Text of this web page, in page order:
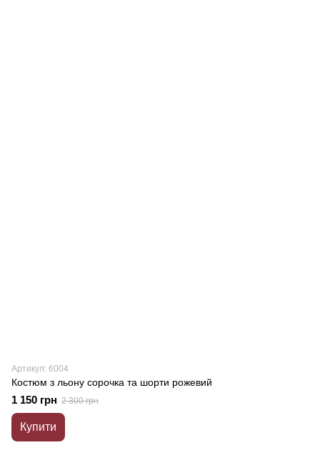
Артикул: 6004
Костюм з льону сорочка та шорти рожевий
1 150 грн 2 300 грн
Купити